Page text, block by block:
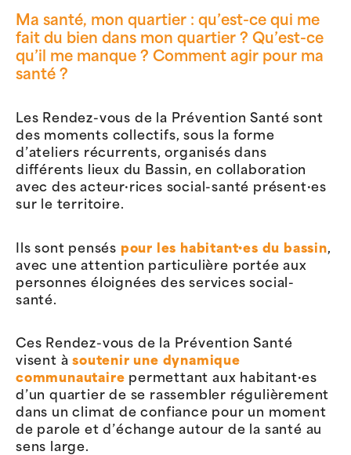
Ma santé, mon quartier : qu’est-ce qui me
fait du bien dans mon quartier ? Qu’est-ce
qu’il me manque ? Comment agir pour ma
santé ?
Les Rendez-vous de la Prévention Santé sont
des moments collectifs, sous la forme
d’ateliers récurrents, organisés dans
différents lieux du Bassin, en collaboration
avec des acteur·rices social-santé présent·es
sur le territoire.
Ils sont pensés pour les habitant·es du bassin,
avec une attention particulière portée aux
personnes éloignées des services social-
santé.
Ces Rendez-vous de la Prévention Santé
visent àsoutenir une dynamique
communautaire permettant aux habitant·es
d’un quartier de se rassembler régulièrement
dans un climat de confiance pour un moment
de parole et d’échange autour de la santé au
sens large.